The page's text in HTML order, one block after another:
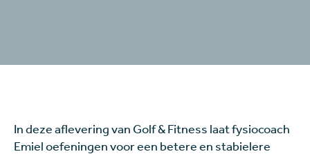
In deze aflevering van Golf & Fitness laat fysiocoach
Emiel oefeningen voor een betere en stabielere